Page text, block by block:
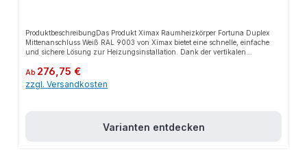
ProduktbeschreibungDas Produkt Ximax Raumheizkörper Fortuna Duplex
Mittenanschluss Weiß RAL 9003 von Ximax bietet eine schnelle, einfache
und sichere Lösung zur Heizungsinstallation. Dank der vertikalen
flexibel an verschiedene Heizsysteme an. Das robuste Design und die
einfache Montage machen dieses Produkt zu einer zuverlässigen Wahl für
jede Installation.EigenschaftenElegantes Design mit vertikalen
EuropeAnwendungsbereicheWohnräumeBürosGewerbliche
Regulärer Preis:
Ab 276,75 €
zzgl. Versandkosten
Varianten entdecken